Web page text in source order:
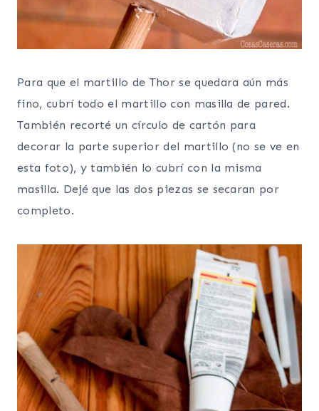
Para que el martillo de Thor se quedara aún más
fino, cubrí todo el martillo con masilla de pared.
También recorté un círculo de cartón para
decorar la parte superior del martillo (no se ve en
esta foto), y también lo cubrí con la misma
masilla. Dejé que las dos piezas se secaran por
completo.